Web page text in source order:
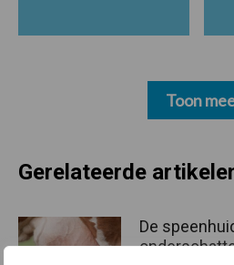
Toon
Gerelateerde
De